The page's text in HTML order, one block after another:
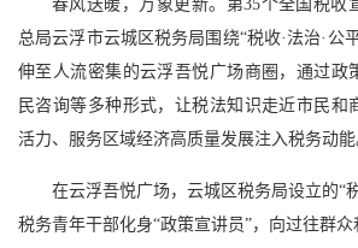
春风送暖，万象更新。第35个全国税收
总局云浮市云城区税务局围绕“税收·法治·公
伸至人流密集的云浮吾悦广场商圈，通过政
民咨询等多种形式，让税法知识走近市民和
活力、服务区域经济高质量发展注入税务动能
在云浮吾悦广场，云城区税务局设立的“
税务青年干部化身“政策宣讲员”，向过往群